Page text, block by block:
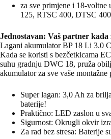
za sve primjene i 18-
125, RTSC 400, DTSC
Jednostavan: Vaš partner
Lagani akumulator BP 18 Li 3.0
Kada se koristi s bezčetkicama
suhu gradnju DWC 18, pruža
akumulator za sve vaše
Super lagan: 3,0 Ah za
baterije!
Praktično: LED zaslon u
Sigurnost: Okrugli okvir
Za rad bez stresa: Baterije